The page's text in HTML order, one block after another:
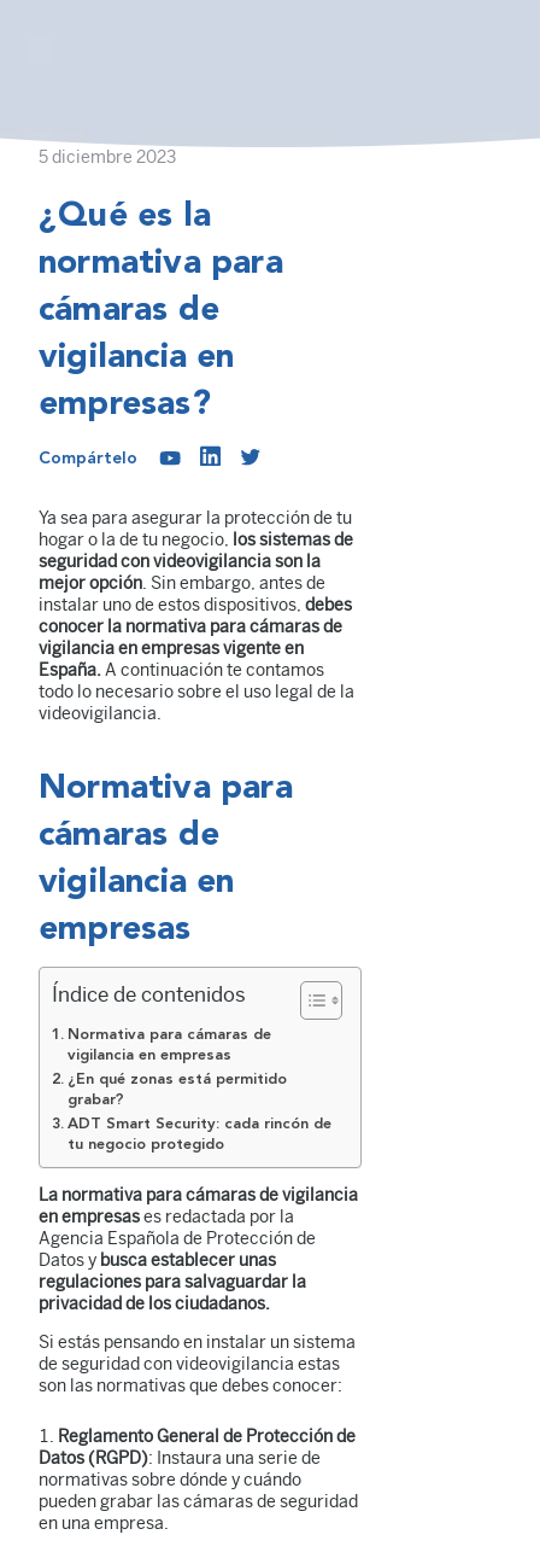
5 diciembre 2023
¿Qué es la
normativa para
cámaras de
vigilancia en
empresas?
Compártelo
Ya sea para asegurar la protección de tu
hogar o la de tu negocio, los sistemas de
seguridad con videovigilancia son la
mejor opción. Sin embargo, antes de
instalar uno de estos dispositivos, debes
conocer la normativa para cámaras de
vigilancia en empresas vigente en
España.A continuación te contamos
todo lo necesario sobre el uso legal de la
videovigilancia.
Normativa para
cámaras de
vigilancia en
empresas
Índice de contenidos
Normativa para cámaras de
vigilancia en empresas
¿En qué zonas está permitido
grabar?
ADT Smart Security: cada rincón de
tu negocio protegido
La normativa para cámaras de vigilancia
en empresases redactada por la
Agencia Española de Protección de
Datos y busca establecer unas
regulaciones para salvaguardar la
privacidad de los ciudadanos.
Si estás pensando en instalar un sistema
de seguridad con videovigilancia estas
son las normativas que debes conocer:
Reglamento General de Protección de
Datos (RGPD): Instaura una serie de
normativas sobre dónde y cuándo
pueden grabar las cámaras de seguridad
en una empresa.